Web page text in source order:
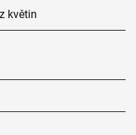
květin